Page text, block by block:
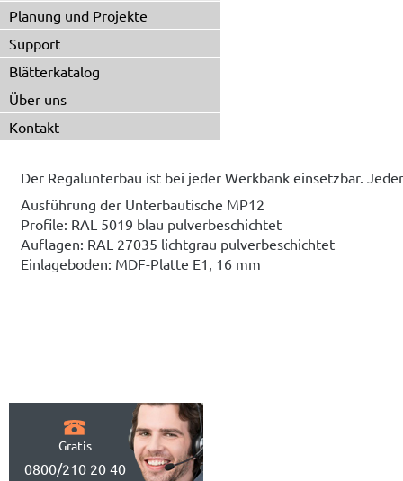
Planung und Projekte
Support
Blätterkatalog
Über uns
Kontakt
Der Regalunterbau ist bei jeder Werkbank einsetzbar.
Ausführung der Unterbautische MP12
Profile: RAL 5019 blau pulverbeschichtet
Auflagen: RAL 27035 lichtgrau pulverbeschichtet
Einlageboden: MDF-Platte E1, 16 mm
Gratis
0800/210 20 40